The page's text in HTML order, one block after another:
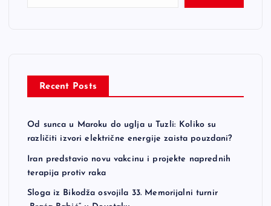
Recent Posts
Od sunca u Maroku do uglja u Tuzli: Koliko su
različiti izvori električne energije zaista pouzdani?
Iran predstavio novu vakcinu i projekte naprednih
terapija protiv raka
Sloga iz Bikodža osvojila 33. Memorijalni turnir